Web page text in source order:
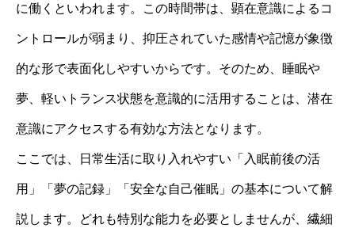
に働くといわれます。この時間帯は、顕在意識によるコ
ントロールが弱まり、抑圧されていた感情や記憶が象徴
的な形で表面化しやすいからです。そのため、睡眠や
夢、軽いトランス状態を意識的に活用することは、潜在
意識にアクセスする有効な方法となります。
ここでは、日常生活に取り入れやすい「入眠前後の活
用」「夢の記録」「安全な自己催眠」の基本について解
説します。どれも特別な能力を必要としませんが、繊細